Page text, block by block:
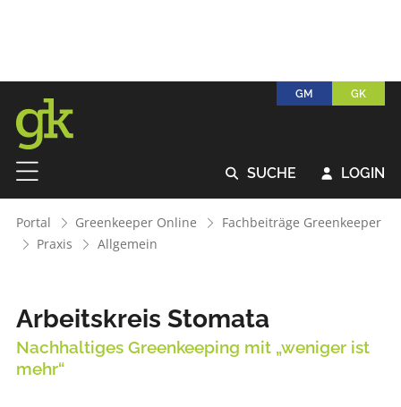
GM GK
 SUCHE  LOGIN
Portal Greenkeeper Online
Fachbeiträge Greenkeeper
Praxis
Allgemein
Arbeitskreis Stomata
Nachhaltiges Greenkeeping mit „weniger ist
mehr“